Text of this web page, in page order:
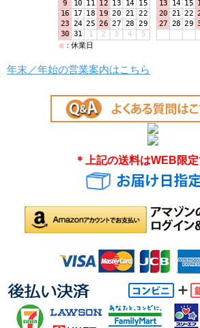
年末／年始の営業案内はこちら
＊上記の送料はWEB限定